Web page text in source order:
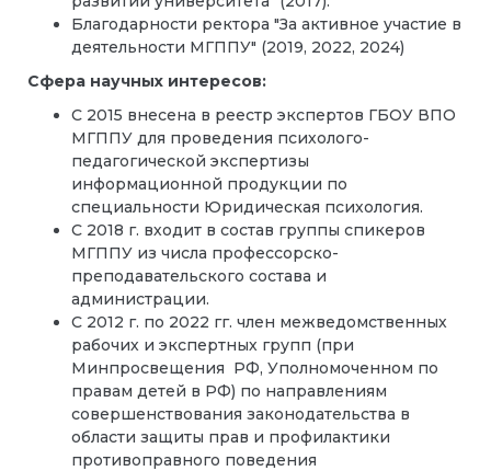
Благодарности ректора "За активное участие в
деятельности МГППУ" (2019, 2022, 2024)
Сфера научных интересов:
С 2015 внесена в реестр экспертов ГБОУ ВПО
МГППУ для проведения психолого-
педагогической экспертизы
информационной продукции по
специальности Юридическая психология.
С 2018 г. входит в состав группы спикеров
МГППУ из числа профессорско-
преподавательского состава и
администрации.
С 2012 г. по 2022 гг. член межведомственных
рабочих и экспертных групп (при
Минпросвещения РФ, Уполномоченном по
правам детей в РФ) по направлениям
совершенствования законодательства в
области защиты прав и профилактики
противоправного поведения